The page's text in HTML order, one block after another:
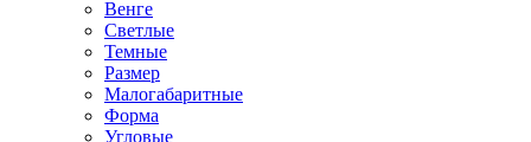
Венге
Светлые
Темные
Размер
Малогабаритные
Форма
Угловые